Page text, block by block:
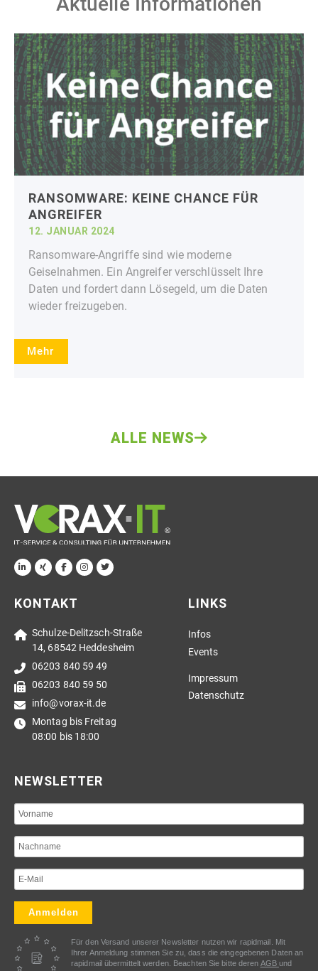
RANSOMWARE: KEINE CHANCE FÜR
ANGREIFER
12. JANUAR 2024
Ransomware-Angriffe sind wie moderne
Geiselnahmen. Ein Angreifer verschlüsselt Ihre
Daten und fordert dann Lösegeld, um die Daten
wieder freizugeben.
Mehr
ALLE NEWS
KONTAKT
Schulze-Delitzsch-Straße
14, 68542 Heddesheim
06203 840 59 49
06203 840 59 50
info@vorax-it.de
Montag bis Freitag
08:00 bis 18:00
LINKS
Infos
Events
Impressum
Datenschutz
NEWSLETTER
Anmelden
Für den Versand unserer Newsletter nutzen wir rapidmail. Mit
Ihrer Anmeldung stimmen Sie zu, dass die eingegebenen Daten an
rapidmail übermittelt werden. Beachten Sie bitte deren AGB und